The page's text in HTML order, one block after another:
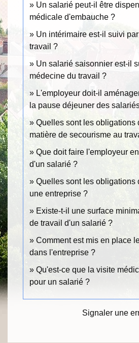
Un salarié peut-il être
médicale d'embauche ?
Un intérimaire est-il suivi
travail ?
Un salarié saisonnier est-il
médecine du travail ?
L'employeur doit-il
la pause déjeuner des
Quelles sont les obligations
matière de secourisme au
Que doit faire l'employeur
d'un salarié ?
Quelles sont les obligations
une entreprise ?
Existe-t-il une surface
de travail d'un salarié ?
Comment est mis en place
dans l'entreprise ?
Qu'est-ce que la visite
pour un salarié ?
Signaler une